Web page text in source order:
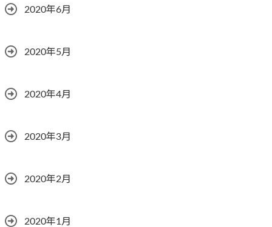
2020年6月
2020年5月
2020年4月
2020年3月
2020年2月
2020年1月